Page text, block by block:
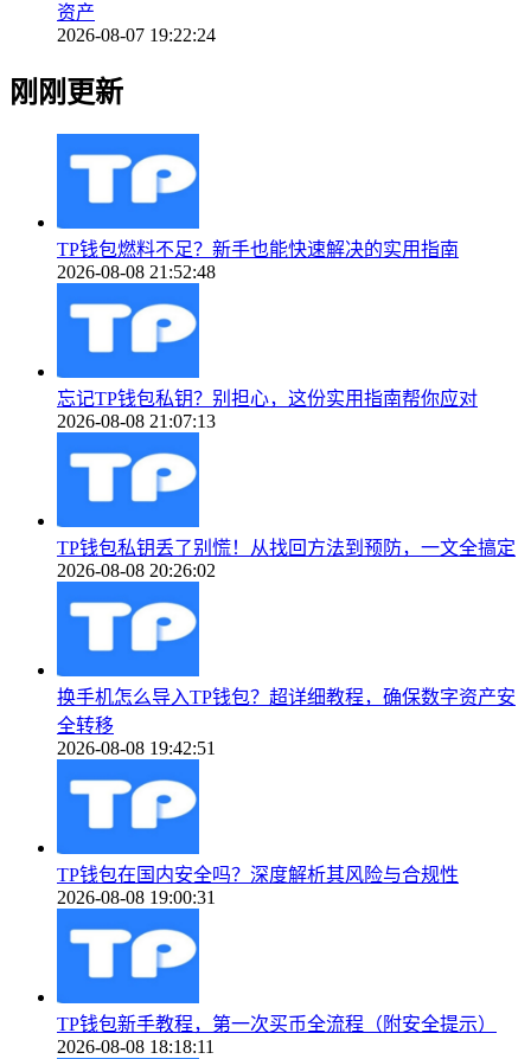
资产
2026-08-07 19:22:24
刚刚更新
TP钱包燃料不足？新手也能快速解决的实用指南
2026-08-08 21:52:48
忘记TP钱包私钥？别担心，这份实用指南帮你应对
2026-08-08 21:07:13
TP钱包私钥丢了别慌！从找回方法到预防，一文全搞定
2026-08-08 20:26:02
换手机怎么导入TP钱包？超详细教程，确保数字资产安
全转移
2026-08-08 19:42:51
TP钱包在国内安全吗？深度解析其风险与合规性
2026-08-08 19:00:31
TP钱包新手教程，第一次买币全流程（附安全提示）
2026-08-08 18:18:11